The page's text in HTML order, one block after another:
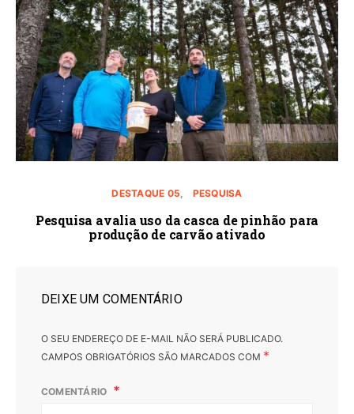
DESTAQUE 05 PESQUISA
Pesquisa avalia uso da casca de pinhão para
produção de carvão ativado
DEIXE UM COMENTÁRIO
O SEU ENDEREÇO DE E-MAIL NÃO SERÁ PUBLICADO.
CAMPOS OBRIGATÓRIOS SÃO MARCADOS COM *
COMENTÁRIO